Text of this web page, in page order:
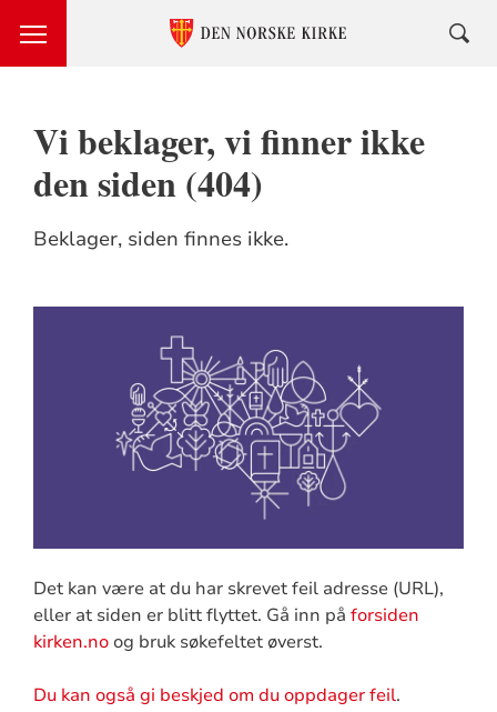
Vi beklager, vi finner ikke
den siden (404)
Beklager, siden finnes ikke.
Det kan være at du har skrevet feil adresse (URL),
eller at siden er blitt flyttet. Gå inn på forsiden
kirken.noog bruk søkefeltet øverst.
Du kan også gi beskjed om du oppdager feil.